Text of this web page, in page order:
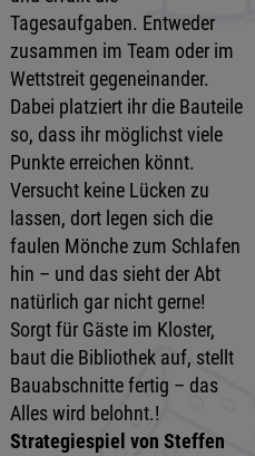
Tagesaufgaben. Entweder
zusammen im Team oder im
Wettstreit gegeneinander.
Dabei platziert ihr die Bauteile
so, dass ihr möglichst viele
Punkte erreichen könnt.
Versucht keine Lücken zu
lassen, dort legen sich die
faulen Mönche zum Schlafen
hin – und das sieht der Abt
natürlich gar nicht gerne!
Sorgt für Gäste im Kloster,
baut die Bibliothek auf, stellt
Bauabschnitte fertig – das
Alles wird belohnt.!
Strategiespiel von Steffen